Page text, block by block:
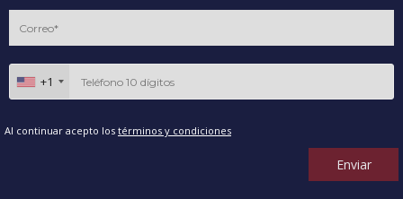
+1
Al continuar acepto los términos y condiciones
Enviar